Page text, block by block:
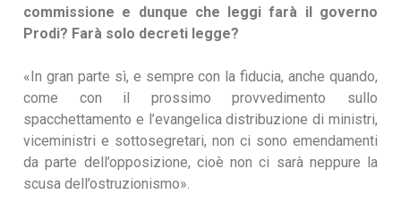
commissione e dunque che leggi farà il governo
Prodi? Farà solo decreti legge?
«In gran parte sì, e sempre con la fiducia, anche quando,
come con il prossimo provvedimento sullo
spacchettamento e l’evangelica distribuzione di ministri,
viceministri e sottosegretari, non ci sono emendamenti
da parte dell’opposizione, cioè non ci sarà neppure la
scusa dell’ostruzionismo».